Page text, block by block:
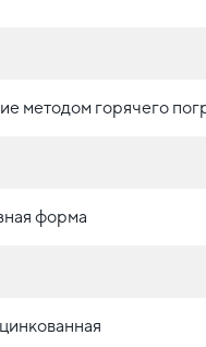
методом горячего
форма